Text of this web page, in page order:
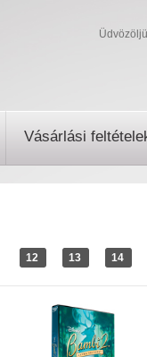
Vásárlási
12 13 14